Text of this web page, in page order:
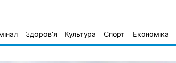
Здоров’я Культура Спорт Економіка